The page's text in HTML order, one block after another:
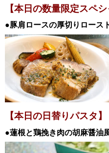
【本日の数量限定スペ
●豚肩ロースの厚切りロース
【本日の日替りパスタ】
●蓮根と鶏挽き肉の胡麻醤油